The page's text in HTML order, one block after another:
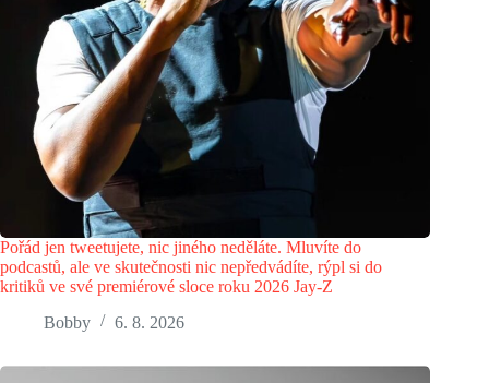
Pořád jen tweetujete, nic jiného neděláte. Mluvíte do
podcastů, ale ve skutečnosti nic nepředvádíte, rýpl si do
kritiků ve své premiérové sloce roku 2026 Jay-Z
Bobby
6. 8. 2026